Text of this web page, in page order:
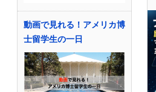
動画で見れる！アメリカ博
士留学生の一日